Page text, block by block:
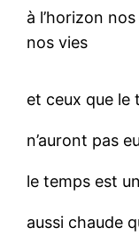
à l’horizon
nos vies
et ceux que le
n’auront pas
le temps est
aussi chaude